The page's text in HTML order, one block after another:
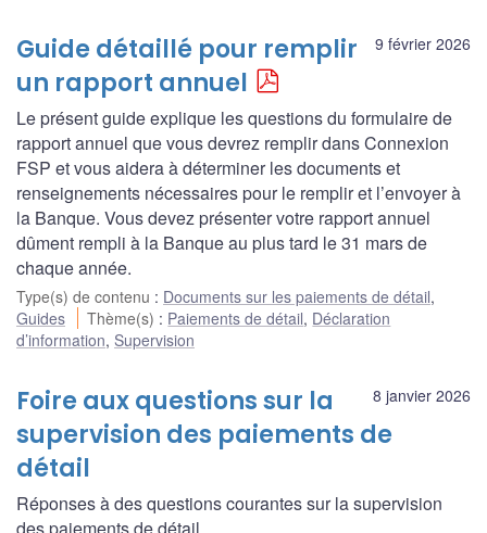
9 février 2026
Guide détaillé pour remplir
un rapport annuel
Le présent guide explique les questions du formulaire de
rapport annuel que vous devrez remplir dans Connexion
FSP et vous aidera à déterminer les documents et
renseignements nécessaires pour le remplir et l’envoyer à
la Banque. Vous devez présenter votre rapport annuel
dûment rempli à la Banque au plus tard le 31 mars de
chaque année.
Type(s) de contenu : Documents sur les paiements de détail,
Guides
Thème(s) : Paiements de détail, Déclaration
d’information, Supervision
8 janvier 2026
Foire aux questions sur la
supervision des paiements de
détail
Réponses à des questions courantes sur la supervision
des paiements de détail